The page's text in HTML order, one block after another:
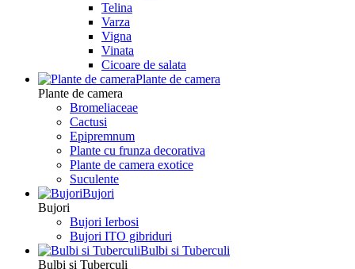
Telina
Varza
Vigna
Vinata
Сicoare de salata
Plante de camera
Plante de camera
Bromeliaceae
Cactusi
Epipremnum
Plante cu frunza decorativa
Plante de camera exotice
Suculente
Bujori
Bujori
Bujori Ierbosi
Bujori ITO gibriduri
Bulbi si Tuberculi
Bulbi si Tuberculi